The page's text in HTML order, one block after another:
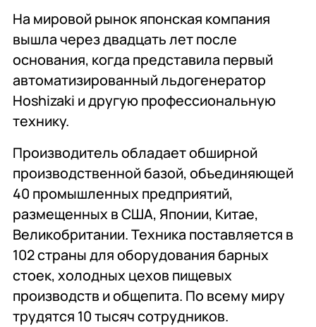
Комплексное
оснащение
Подробнее
Поставка
аксессуаров и
запасных частей
Подробнее
Оборудование
профессиональной
кухни
Подробнее
На мировой рынок японская компания
вышла через двадцать лет после
основания, когда представила первый
автоматизированный льдогенератор
Hoshizaki и другую профессиональную
технику.
Производитель обладает обширной
производственной базой, объединяющей
40 промышленных предприятий,
размещенных в США, Японии, Китае,
Великобритании. Техника поставляется в
102 страны для оборудования барных
стоек, холодных цехов пищевых
производств и общепита. По всему миру
трудятся 10 тысяч сотрудников.